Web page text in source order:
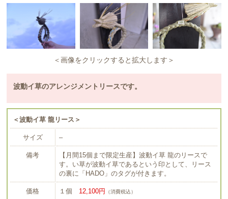
＜画像をクリックすると拡大します＞
波動イ草のアレンジメントリースです。
＜波動イ草 龍リース＞
サイズ –
備考
【月間15個まで限定生産】波動イ草 龍のリースで
す。い草が波動イ草であるという印として、リース
の裏に「HADO」のタグが付きます。
価格 １個 12,100円 （消費税込）